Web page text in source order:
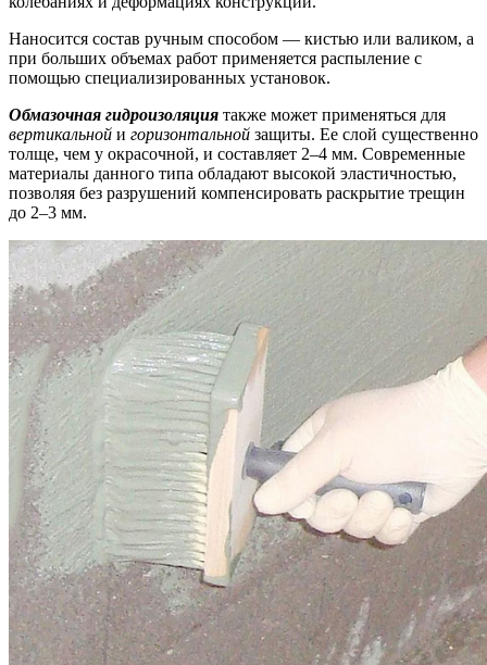
Наносится состав ручным способом — кистью или валиком, а
при больших объемах работ применяется распыление с
помощью специализированных установок.
Обмазочная гидроизоляция также может применяться для
вертикальной и горизонтальной защиты. Ее слой существенно
толще, чем у окрасочной, и составляет 2–4 мм. Современные
материалы данного типа обладают высокой эластичностью,
позволяя без разрушений компенсировать раскрытие трещин
до 2–3 мм.